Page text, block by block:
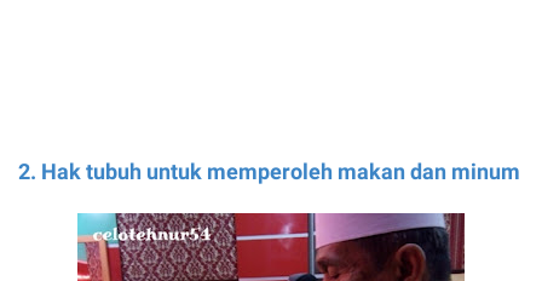
2. Hak tubuh untuk memperoleh makan dan minum